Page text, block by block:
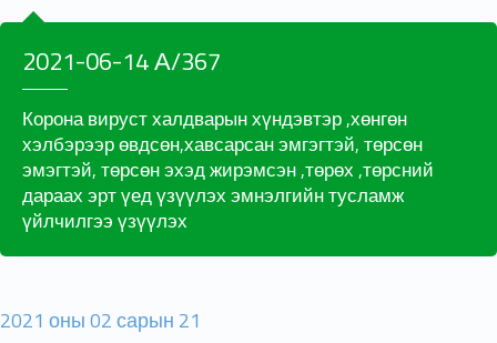
2021-06-14 А/367
Корона вируст халдварын хүндэвтэр ,хөнгөн
хэлбэрээр өвдсөн,хавсарсан эмгэгтэй, төрсөн
эмэгтэй, төрсөн эхэд жирэмсэн ,төрөх ,төрсний
дараах эрт үед үзүүлэх эмнэлгийн тусламж
үйлчилгээ үзүүлэх
2021 оны 02 сарын 21